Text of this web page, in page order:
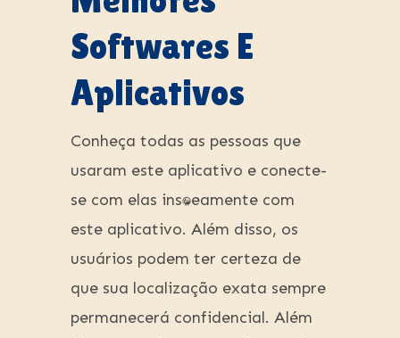
Softwares E
Aplicativos
Conheça todas as pessoas que
usaram este aplicativo e conecte-
se com elas instantaneamente com
este aplicativo. Além disso, os
usuários podem ter certeza de
que sua localização exata sempre
permanecerá confidencial. Além